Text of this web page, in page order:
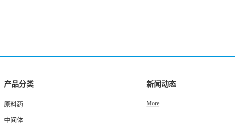
产品分类
原料药
中间体
新闻动态
More